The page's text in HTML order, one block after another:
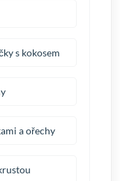
s kokosem
a ořechy